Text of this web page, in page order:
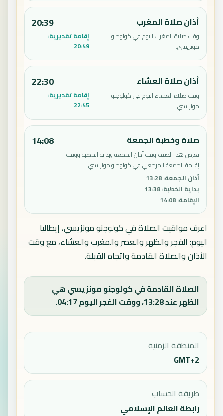
أذان صلاة المغرب
وقت صلاة المغرب اليوم في كولوجنو
مونزيسي.
20:39
إقامة تقديرية:
20:49
أذان صلاة العشاء
وقت صلاة العشاء اليوم في كولوجنو
مونزيسي.
22:30
إقامة تقديرية:
22:45
صلاة وخطبة الجمعة
يعرض هذا الصف وقت أذان الجمعة وبداية الخطبة ووقت
إقامة الجمعة المرجعي في كولوجنو مونزيسي.
أذان الجمعة:
13:28
بداية الخطبة:
13:38
الإقامة:
14:08
14:08
اعرف مواقيت الصلاة في كولوجنو مونزيسي، إيطاليا
اليوم: الفجر والظهر والعصر والمغرب والعشاء، مع وقت
الأذان والصلاة القادمة واتجاه القبلة.
الصلاة القادمة في كولوجنو مونزيسي هي
الظهر عند 13:28، ووقت الفجر اليوم 04:17.
المنطقة الزمنية
GMT+2
طريقة الحساب
رابطة العالم الإسلامي